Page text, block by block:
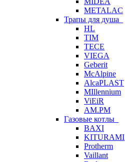
METALAC
Трапы для душа
HL
TIM
TECE
VIEGA
Geberit
McAlpine
AlcaPLAST
MIllennium
ViEiR
AM.PM
Газовые котлы
BAXI
KITURAMI
Protherm
Vaillant